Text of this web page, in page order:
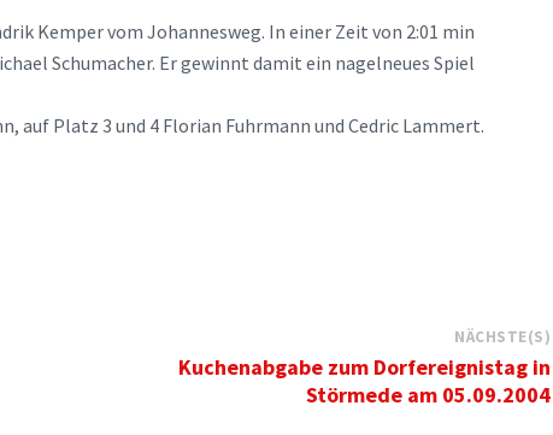
Kemper vom Johannesweg. In einer Zeit von 2:01 min
Schumacher. Er gewinnt damit ein nagelneues Spiel
auf Platz 3 und 4 Florian Fuhrmann und Cedric Lammert.
NÄCHSTE(S)
Kuchenabgabe zum Dorfereignistag in
Störmede am 05.09.2004